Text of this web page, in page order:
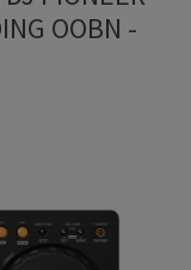
OOBN -